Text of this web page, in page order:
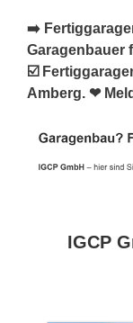
➡️
Garagenbauer
☑️
Amberg. ❤
IGCP